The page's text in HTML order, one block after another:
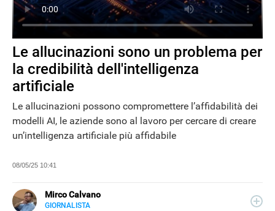
Le allucinazioni sono un problema per
la credibilità dell'intelligenza
artificiale
Le allucinazioni possono compromettere l’affidabilità dei
modelli AI, le aziende sono al lavoro per cercare di creare
un’intelligenza artificiale più affidabile
08/05/25 10:41
Mirco Calvano
GIORNALISTA